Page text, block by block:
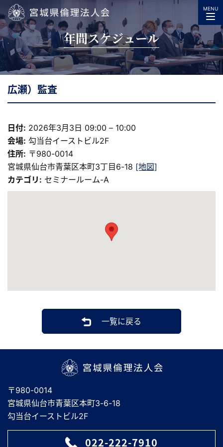
宮城県倫理法人会
MENU
年間スケジュール
広瀬）監査
日付: 2026年3月3日 09:00 – 10:00
会場: 勾当台イーストビル2F
住所: 〒980-0014
宮城県仙台市青葉区本町3丁目6-18 [地図]
カテゴリ: セミナールーム-A
一覧に戻る
〒980-0014
宮城県仙台市青葉区本町3-6-18
勾当台イーストビル2F
022-222-7910